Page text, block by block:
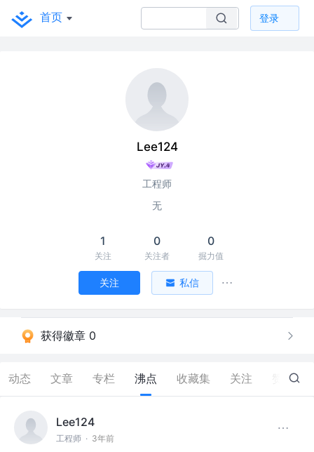
首页 登录
Lee124
工程师
无
1
关注
0
关注者
0
掘力值
关注 私信
获得徽章 0
动态 文章 专栏 沸点 收藏集 关注 0
Lee124
工程师 · 3年前